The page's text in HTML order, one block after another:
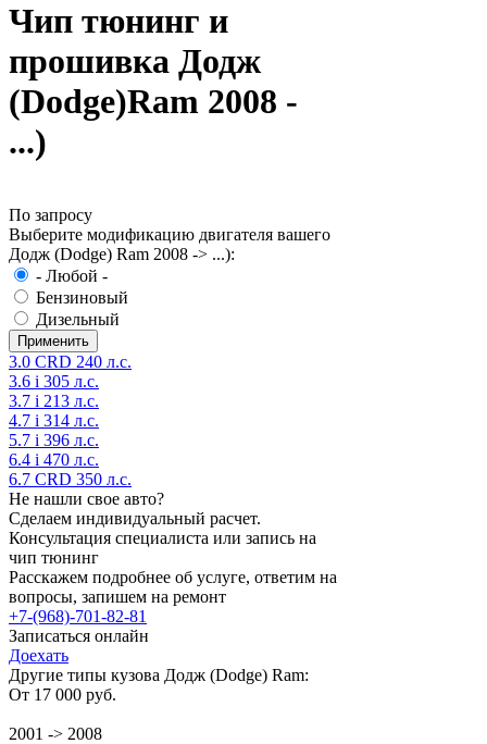
Чип тюнинг и
прошивка Додж
(Dodge)Ram 2008 -
...)
По запросу
Выберите модификацию двигателя вашего
Додж (Dodge) Ram 2008 -> ...):
- Любой -
Бензиновый
Дизельный
3.0 CRD 240 л.с.
3.6 i 305 л.с.
3.7 i 213 л.с.
4.7 i 314 л.с.
5.7 i 396 л.с.
6.4 i 470 л.с.
6.7 CRD 350 л.с.
Не нашли свое авто?
Сделаем индивидуальный расчет.
Консультация специалиста или запись на
чип тюнинг
Расскажем подробнее об услуге, ответим на
вопросы, запишем на ремонт
+7-(968)-701-82-81
Записаться онлайн
Доехать
Другие типы кузова Додж (Dodge) Ram:
От 17 000 руб.
2001 -> 2008